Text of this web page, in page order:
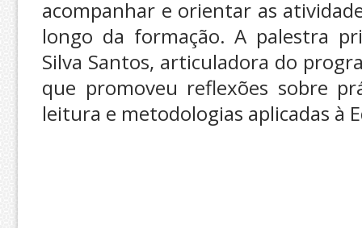
acompanhar e orientar as
longo da formação. A palestra
Silva Santos, articuladora do
que promoveu reflexões sobre
leitura e metodologias aplicadas à